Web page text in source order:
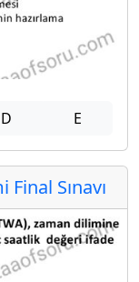
D E
Sınavı